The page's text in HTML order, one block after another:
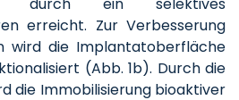
erreicht. Zur Verbesserung
wird die Implantatoberfläche
(Abb. 1b). Durch die
die Immobilisierung bioaktiver